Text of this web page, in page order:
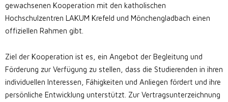
gewachsenen Kooperation mit den katholischen
Hochschulzentren LAKUM Krefeld und Mönchengladbach einen
offiziellen Rahmen gibt.
Ziel der Kooperation ist es, ein Angebot der Begleitung und
Förderung zur Verfügung zu stellen, dass die Studierenden in ihren
individuellen Interessen, Fähigkeiten und Anliegen fördert und ihre
persönliche Entwicklung unterstützt. Zur Vertragsunterzeichnung